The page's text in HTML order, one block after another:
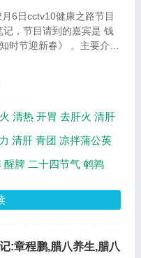
6日cctv10健康之路节目
记，节目请到的嘉宾是 钱
时节迎新春》 。主要介绍
和主要内容介绍（节目要
清热 开胃 去肝火 清肝
清肝 青团 凉拌蒲公英
醒脾 二十四节气 鹌鹑
:章程鹏,腊八养生,腊八